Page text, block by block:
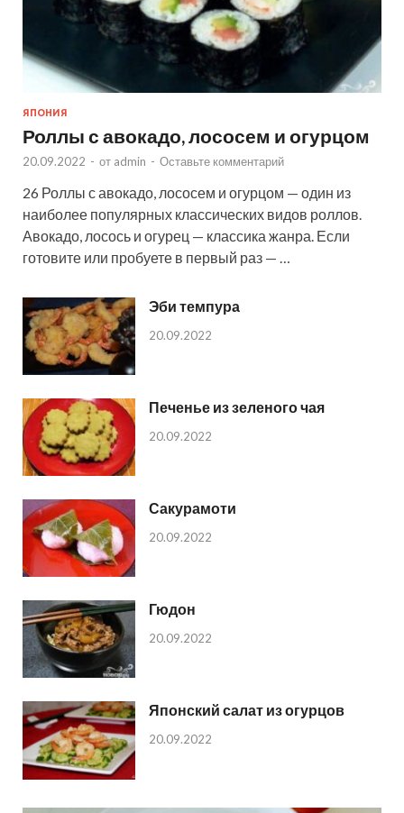
ЯПОНИЯ
Роллы с авокадо, лососем и огурцом
20.09.2022 - от admin - Оставьте комментарий
26 Роллы с авокадо, лососем и огурцом — один из
наиболее популярных классических видов роллов.
Авокадо, лосось и огурец — классика жанра. Если
готовите или пробуете в первый раз — …
Эби темпура
20.09.2022
Печенье из зеленого чая
20.09.2022
Сакурамоти
20.09.2022
Гюдон
20.09.2022
Японский салат из огурцов
20.09.2022